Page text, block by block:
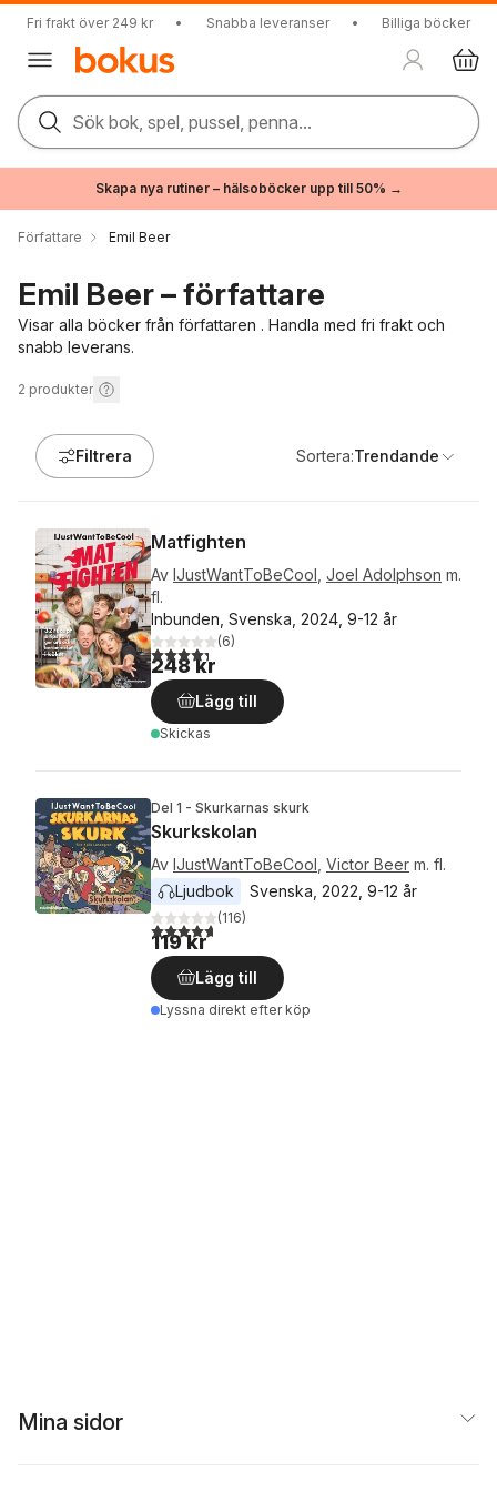
Fri frakt över 249 kr • Snabba leveranser • Billiga böcker
Sök bok, spel, pussel, penna...
Skapa nya rutiner – hälsoböcker upp till 50% →
Författare Emil Beer
Emil Beer – författare
Visar alla böcker från författaren . Handla med fri frakt och
snabb leverans.
2 produkter
Filtrera Sortera:Trendande
Matfighten
Av IJustWantToBeCool Joel Adolphson m.
fl.
Inbunden, Svenska, 2024, 9-12 år
4,3utav 5 stjärnor. Totalt antal röster:
(6)
248 kr
Lägg till
Skickas
Del 1 - Skurkarnas skurk
Skurkskolan
Av IJustWantToBeCool Victor Beer m. fl.
Ljudbok
Svenska 2022 9-12 år
4,7utav 5 stjärnor. Totalt antal röster:
(116)
119 kr
Lägg till
Lyssna direkt efter köp
Mina sidor